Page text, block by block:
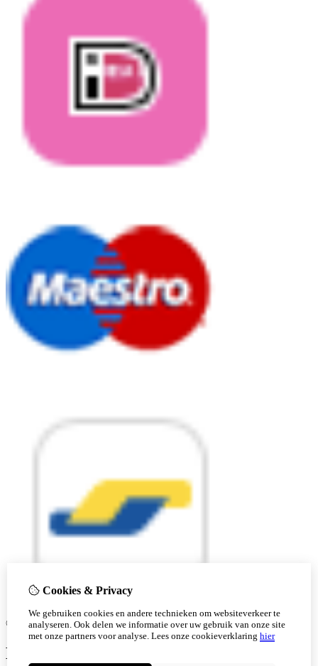
© Copyright 2026 |
Cookies & Privacy
We gebruiken cookies en andere technieken om websiteverkeer te
analyseren. Ook delen we informatie over uw gebruik van onze site
met onze partners voor analyse. Lees onze cookieverklaring hier
Ben je 18 of ouder?